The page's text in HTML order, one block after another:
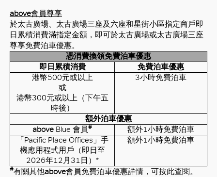
above會員尊享
於太古廣場、太古廣場三座及六座和星街小區指定商戶即
日累積消費滿指定金額 ，即可於太古廣場或太古廣場三座
尊享免費泊車優惠。
憑消費換領免費泊車優惠
即日累積消費
免費泊車優惠
港幣500元或以上
或
港幣300元或以上（下午五
時後）
3小時免費泊車
額外泊車優惠
above Blue 會員# 額外1小時免費泊車
「Pacific Place Offices 」 手
機應用程式用戶（即日至
2026年12月 31日） *
額外1小時免費泊車
#有關其他above會員免費泊車優惠詳情，可按此查閱。